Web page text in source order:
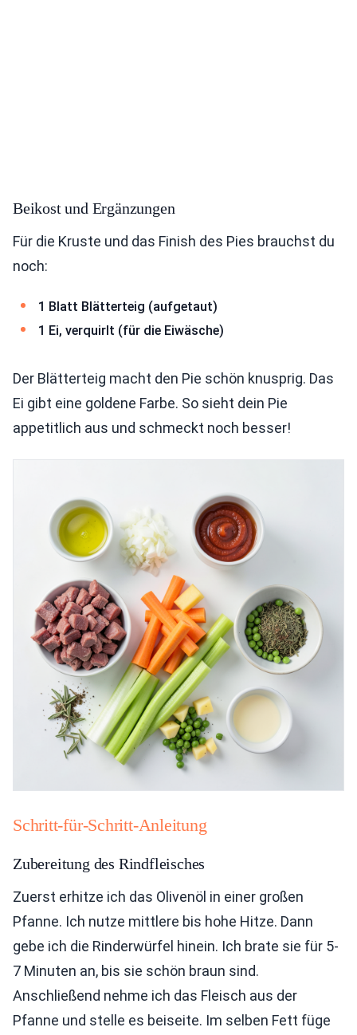
Beikost und Ergänzungen
Für die Kruste und das Finish des Pies brauchst du
noch:
1 Blatt Blätterteig (aufgetaut)
1 Ei, verquirlt (für die Eiwäsche)
Der Blätterteig macht den Pie schön knusprig. Das
Ei gibt eine goldene Farbe. So sieht dein Pie
appetitlich aus und schmeckt noch besser!
Schritt-für-Schritt-Anleitung
Zubereitung des Rindfleisches
Zuerst erhitze ich das Olivenöl in einer großen
Pfanne. Ich nutze mittlere bis hohe Hitze. Dann
gebe ich die Rinderwürfel hinein. Ich brate sie für 5-
7 Minuten an, bis sie schön braun sind.
Anschließend nehme ich das Fleisch aus der
Pfanne und stelle es beiseite. Im selben Fett füge